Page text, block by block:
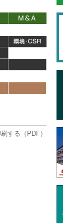
する（PDF）